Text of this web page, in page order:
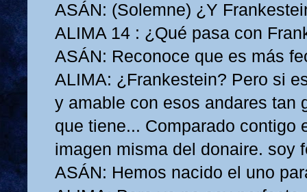
ASÁN: (Solemne) ¿Y
ALIMA 14 : ¿Qué pasa con
ASÁN: Reconoce que es más
ALIMA: ¿Frankestein? Pero si
y amable con esos andares tan
que tiene... Comparado contigo
imagen misma del donaire. soy
ASÁN: Hemos nacido el uno